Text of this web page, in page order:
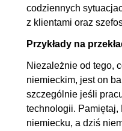
zaimku dzierżawczym i
przeczeniu kein
6.8. Wstęp do rekcji
przymiotników
7. Zaimek
7.1. Zaimki osobowe
7.2. Zaimek
codziennych
z klientami oraz
Przykłady na
Niezależnie od tego,
niemieckim, jest on
szczególnie jeśli
technologii. Pamiętaj,
niemiecku, a dziś